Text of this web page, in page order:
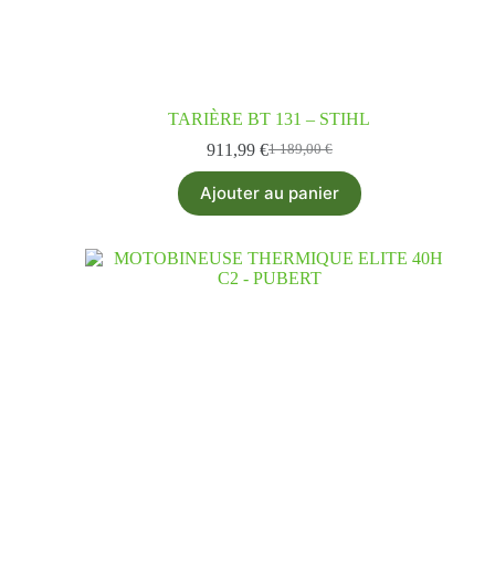
TARIÈRE BT 131 – STIHL
1 189,00€
911,99 €
Ajouter au panier